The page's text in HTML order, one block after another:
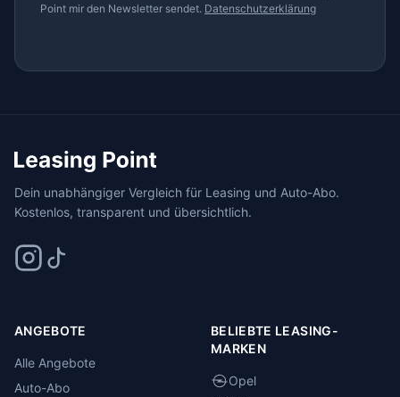
Point mir den Newsletter sendet. Datenschutzerklärung
Dein unabhängiger Vergleich für Leasing und Auto-Abo.
Kostenlos, transparent und übersichtlich.
ANGEBOTE
Alle Angebote
Auto-Abo
BELIEBTE LEASING-
MARKEN
Opel